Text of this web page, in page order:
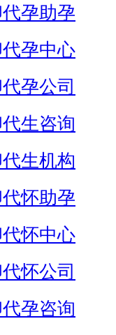
孕助孕
孕中心
孕公司
生咨询
生机构
怀助孕
怀中心
怀公司
孕咨询